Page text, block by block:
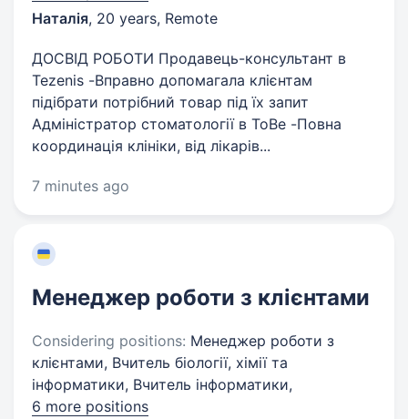
Наталія, 20 years, Remote
ДОСВІД РОБОТИ Продавець-консультант в
Tezenis -Вправно допомагала клієнтам
підібрати потрібний товар під їх запит
Адміністратор стоматології в ToBe -Повна
координація клініки, від лікарів...
7 minutes ago
Менеджер роботи з клієнтами
Considering positions: Менеджер роботи з
клієнтами, Вчитель біології, хімії та
інформатики, Вчитель інформатики,
6 more positions